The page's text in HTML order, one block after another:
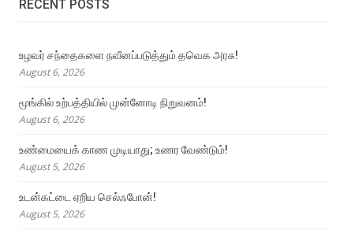
RECENT POSTS
உழவர் சந்தைகளை நவீனப்படுத்தும் தவெக அரசு!
August 6, 2026
மூங்கில் உற்பத்தியில் முன்னோடி நிறுவனம்!
August 6, 2026
உண்மையைக் காண முடியாது; உணர வேண்டும்!
August 5, 2026
உடன்கட்டை ஏறிய செல்ஃபோன்!
August 5, 2026